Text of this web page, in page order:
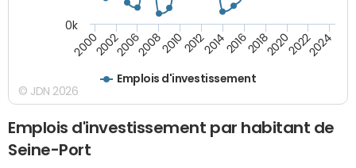
Emplois d'investissement
200020022006200820102012201420162018202020222024
0k
© JDN 2026
Emplois d'investissement par habitant de
Seine-Port